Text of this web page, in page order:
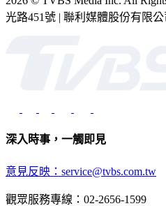
光路451號 | 聯利媒體股份有限公
深入時事，一觸即見
意見反映：service@tvbs.com.tw
觀眾服務專線：02-2656-1599